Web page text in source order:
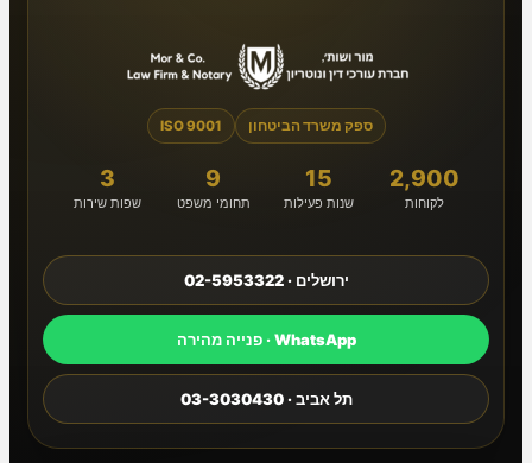
ספק משרד הביטחון ISO 9001
2,900
לקוחות
15
שנות פעילות
9
תחומי משפט
3
שפות שירות
ירושלים · 02-5953322
WhatsApp · פנייה מהירה
תל אביב · 03-3030430